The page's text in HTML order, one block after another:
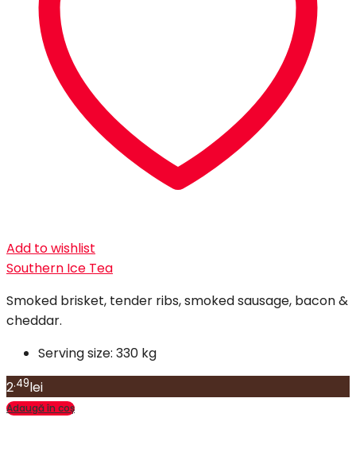
Add to wishlist
Southern Ice Tea
Smoked brisket, tender ribs, smoked sausage, bacon &
cheddar.
Serving size: 330 kg
2.49lei
Adaugă în coș